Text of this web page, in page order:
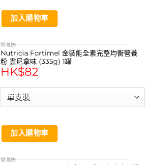
加入購物車
營養奶
Nutricia Fortimel 金裝能全素完整均衡營養
粉 雲尼拿味 (335g) 1罐
HK$82
加入購物車
營養奶